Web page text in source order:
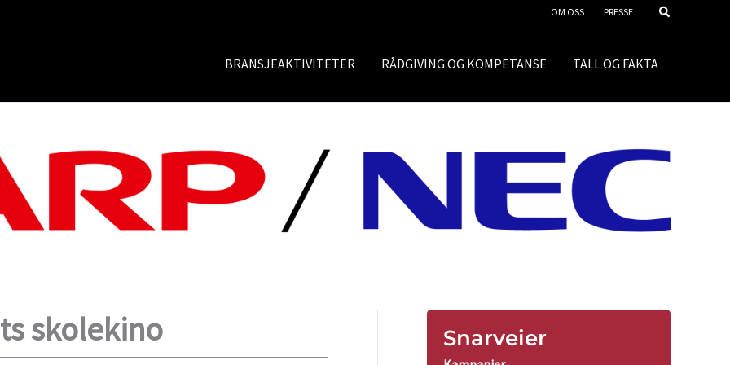
OM OSS PRESSE
BRANSJEAKTIVITETER RÅDGIVING OG KOMPETANSE TALL OG FAKTA
skolekino Snarveier